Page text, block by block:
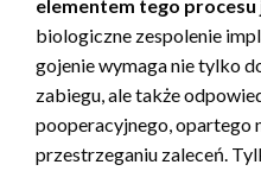
elementem tego
biologiczne zespolenie
gojenie wymaga nie tylko
zabiegu, ale także
pooperacyjnego, opartego
przestrzeganiu zaleceń.